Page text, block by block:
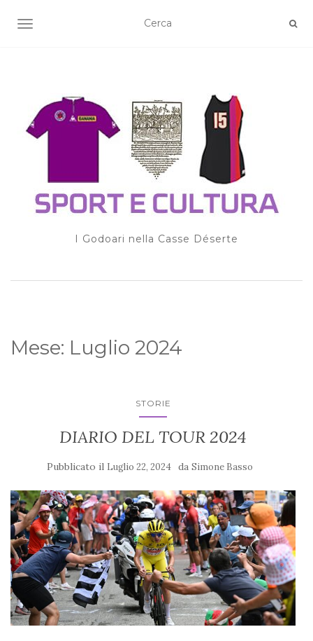
TOGGLE NAVIGATION
I Godoari nella Casse Déserte
Mese: Luglio 2024
STORIE
DIARIO DEL TOUR 2024
Pubblicato il Luglio 22, 2024 da Simone Basso